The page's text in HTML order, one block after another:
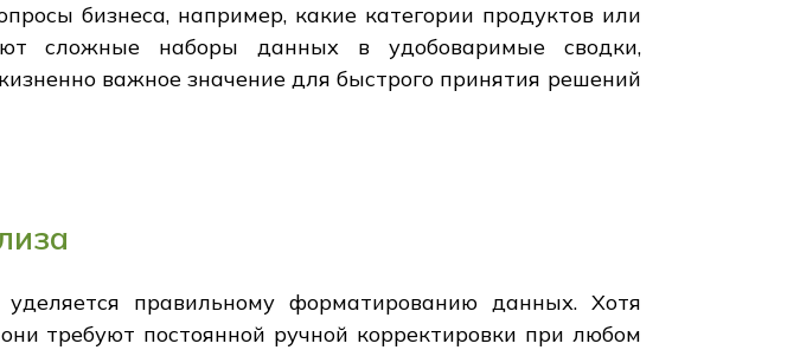
бизнеса, например, какие категории продуктов или
сложные наборы данных в удобоваримые сводки,
важное значение для быстрого принятия решений
правильному форматированию данных. Хотя
требуют постоянной ручной корректировки при любом